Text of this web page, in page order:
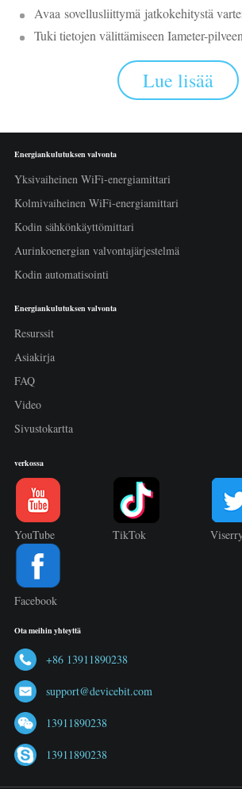
Avaa sovellusliittymä jatkokehitystä
Tuki tietojen välittämiseen Iameter-
Lue lisää
Energiankulutuksen valvonta
Yksivaiheinen WiFi-energiamittari
Kolmivaiheinen WiFi-energiamittari
Kodin sähkönkäyttömittari
Aurinkoenergian valvontajärjestelmä
Kodin automatisointi
Energiankulutuksen valvonta
Resurssit
Asiakirja
FAQ
Video
Sivustokartta
verkossa
YouTube TikTok
Facebook
Ota meihin yhteyttä
+86 13911890238
support@devicebit.com
13911890238
13911890238